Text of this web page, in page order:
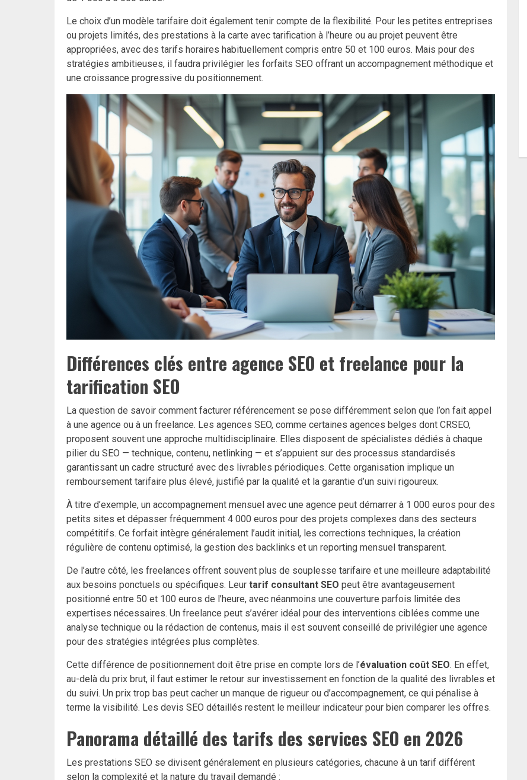
Le choix d’un modèle tarifaire doit également tenir compte de la flexibilité. Pour les petites entreprises
ou projets limités, des prestations à la carte avec tarification à l’heure ou au projet peuvent être
appropriées, avec des tarifs horaires habituellement compris entre 50 et 100 euros. Mais pour des
stratégies ambitieuses, il faudra privilégier les forfaits SEO offrant un accompagnement méthodique et
une croissance progressive du positionnement.
Différences clés entre agence SEO et freelance pour la
tarification SEO
La question de savoir comment facturer référencement se pose différemment selon que l’on fait appel
à une agence ou à un freelance. Les agences SEO, comme certaines agences belges dont CRSEO,
proposent souvent une approche multidisciplinaire. Elles disposent de spécialistes dédiés à chaque
pilier du SEO — technique, contenu, netlinking — et s’appuient sur des processus standardisés
garantissant un cadre structuré avec des livrables périodiques. Cette organisation implique un
remboursement tarifaire plus élevé, justifié par la qualité et la garantie d’un suivi rigoureux.
À titre d’exemple, un accompagnement mensuel avec une agence peut démarrer à 1 000 euros pour des
petits sites et dépasser fréquemment 4 000 euros pour des projets complexes dans des secteurs
compétitifs. Ce forfait intègre généralement l’audit initial, les corrections techniques, la création
régulière de contenu optimisé, la gestion des backlinks et un reporting mensuel transparent.
De l’autre côté, les freelances offrent souvent plus de souplesse tarifaire et une meilleure adaptabilité
aux besoins ponctuels ou spécifiques. Leur tarif consultant SEO peut être avantageusement
positionné entre 50 et 100 euros de l’heure, avec néanmoins une couverture parfois limitée des
expertises nécessaires. Un freelance peut s’avérer idéal pour des interventions ciblées comme une
analyse technique ou la rédaction de contenus, mais il est souvent conseillé de privilégier une agence
pour des stratégies intégrées plus complètes.
Cette différence de positionnement doit être prise en compte lors de l’évaluation coût SEO. En effet,
au-delà du prix brut, il faut estimer le retour sur investissement en fonction de la qualité des livrables et
du suivi. Un prix trop bas peut cacher un manque de rigueur ou d’accompagnement, ce qui pénalise à
terme la visibilité. Les devis SEO détaillés restent le meilleur indicateur pour bien comparer les offres.
Panorama détaillé des tarifs des services SEO en 2026
Les prestations SEO se divisent généralement en plusieurs catégories, chacune à un tarif différent
selon la complexité et la nature du travail demandé :